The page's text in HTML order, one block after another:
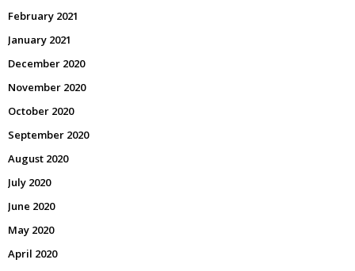
February 2021
January 2021
December 2020
November 2020
October 2020
September 2020
August 2020
July 2020
June 2020
May 2020
April 2020